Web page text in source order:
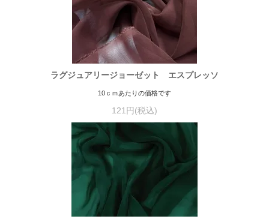
ラグジュアリージョーゼット エスプレッソ
10ｃｍあたりの価格です
121円(税込)